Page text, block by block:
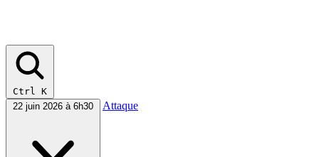
Ctrl K
22 juin 2026 à 6h30
Attaque